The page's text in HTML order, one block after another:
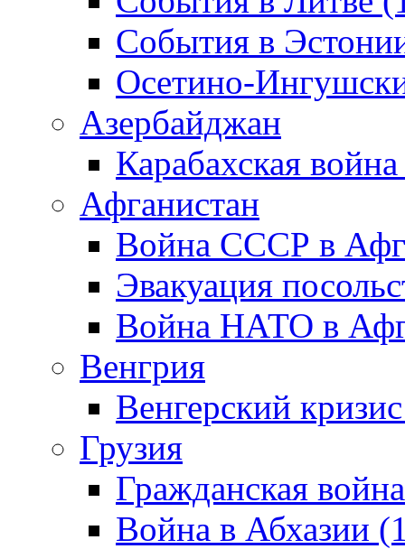
События в
Осетино-
Азербайджан
Карабахская
Афганистан
Война СССР в
Эвакуация
Война НАТО в
Венгрия
Венгерский
Грузия
Гражданская
Война в Абхазии